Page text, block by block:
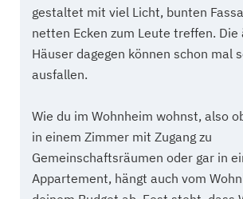
gestaltet mit viel Licht, bunten
netten Ecken zum Leute treffen. Die
Häuser dagegen können schon mal
ausfallen.
Wie du im Wohnheim wohnst, also
in einem Zimmer mit Zugang zu
Gemeinschaftsräumen oder gar in
Appartement, hängt auch vom